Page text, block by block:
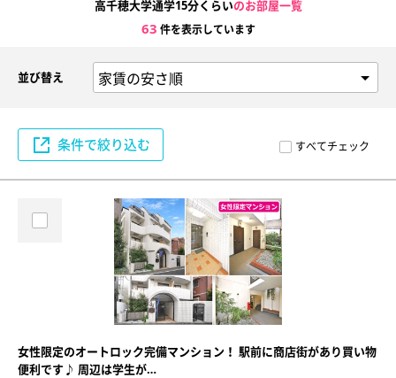
高千穂大学通学15分くらいのお部屋一覧
63 件を表示しています
すべてチェック
並び替え
条件で絞り込む
女性限定のオートロック完備マンション！ 駅前に商店街があり買い物
便利です♪ 周辺は学生が…